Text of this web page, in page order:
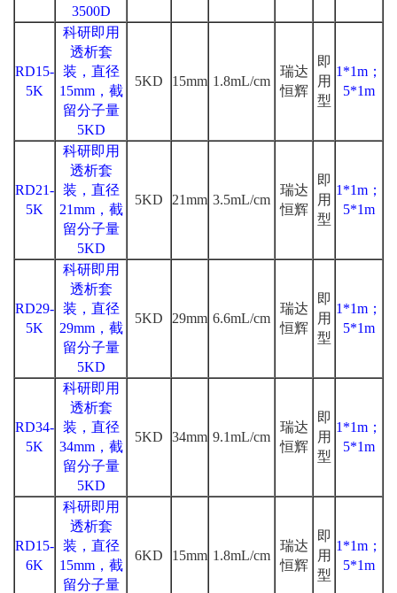
3500D
RD15-
5K
科研即用
透析套
装，直径
15mm，截
留分子量
5KD
5KD 15mm 1.8mL/cm
瑞达
恒辉
即
用
型
1*1m；
5*1m
RD21-
5K
科研即用
透析套
装，直径
21mm，截
留分子量
5KD
5KD 21mm 3.5mL/cm
瑞达
恒辉
即
用
型
1*1m；
5*1m
RD29-
5K
科研即用
透析套
装，直径
29mm，截
留分子量
5KD
5KD 29mm 6.6mL/cm
瑞达
恒辉
即
用
型
1*1m；
5*1m
RD34-
5K
科研即用
透析套
装，直径
34mm，截
留分子量
5KD
5KD 34mm 9.1mL/cm
瑞达
恒辉
即
用
型
1*1m；
5*1m
RD15-
6K
科研即用
透析套
装，直径
15mm，截
留分子量
6KD 15mm 1.8mL/cm
瑞达
恒辉
即
用
型
1*1m；
5*1m